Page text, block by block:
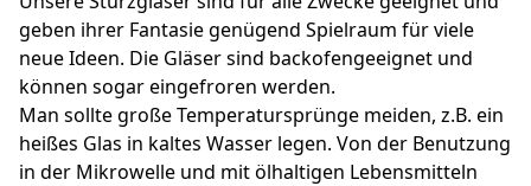
geben ihrer Fantasie genügend Spielraum für viele
neue Ideen. Die Gläser sind backofengeeignet und
können sogar eingefroren werden.
Man sollte große Temperatursprünge meiden, z.B. ein
heißes Glas in kaltes Wasser legen. Von der Benutzung
in der Mikrowelle und mit ölhaltigen Lebensmitteln